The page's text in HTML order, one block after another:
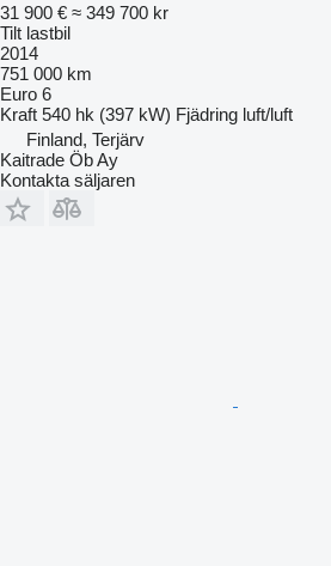
31 900 € ≈ 349 700 kr
Tilt lastbil
2014
751 000 km
Euro 6
Kraft 540 hk (397 kW) Fjädring luft/luft
Finland, Terjärv
Kaitrade Öb Ay
Kontakta säljaren